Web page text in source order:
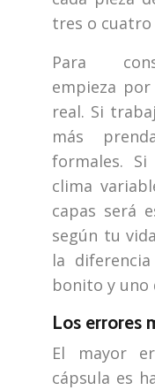
tres o cuatro
Para
empieza
real. Si
más
formales.
clima
capas será
según tu
la
bonito y uno
Los errores
El mayor
cápsula es